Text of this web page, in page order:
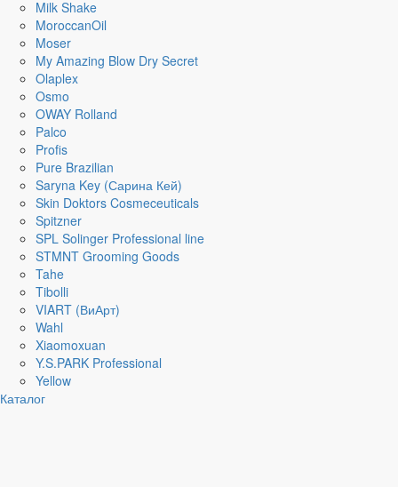
Milk Shake
MoroccanOil
Moser
My Amazing Blow Dry Secret
Olaplex
Osmo
OWAY Rolland
Palco
Profis
Pure Brazilian
Saryna Key (Сарина Кей)
Skin Doktors Cosmeceuticals
Spitzner
SPL Solinger Professional line
STMNT Grooming Goods
Tahe
Tibolli
VIART (ВиАрт)
Wahl
Xiaomoxuan
Y.S.PARK Professional
Yellow
Каталог